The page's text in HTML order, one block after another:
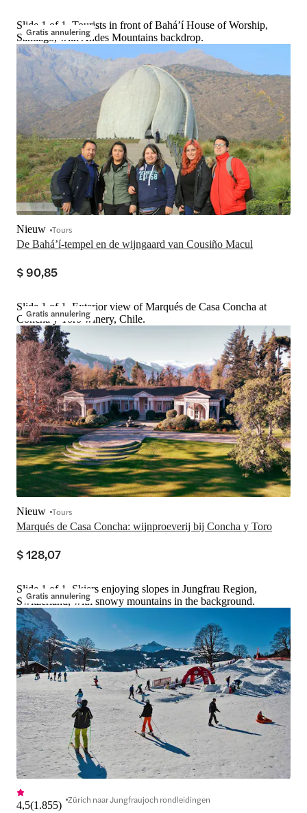
Gratis annulering
Slide 1 of 1, Tourists in front of Baháʼí House of Worship,
Santiago, with Andes Mountains backdrop.
De Bahá’í-tempel en de wijngaard van Cousiño Macul
Nieuw Tours
$ 90,85
Gratis annulering
Slide 1 of 1, Exterior view of Marqués de Casa Concha at
Concha y Toro winery, Chile.
Marqués de Casa Concha: wijnproeverij bij Concha y Toro
Nieuw Tours
$ 128,07
Gratis annulering
Slide 1 of 1, Skiers enjoying slopes in Jungfrau Region,
Switzerland, with snowy mountains in the background.
4,5(1.855) Zürich naar Jungfraujoch rondleidingen